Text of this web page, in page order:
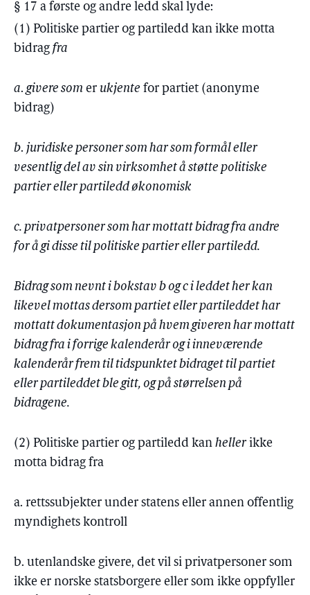
§ 17 a første og andre ledd skal lyde:
(1) Politiske partier og partiledd kan ikke motta
bidrag fra
a.givere som er ukjente for partiet (anonyme
bidrag)
b. juridiske personer som har som formål eller
vesentlig del av sin virksomhet å støtte politiske
partier eller partiledd økonomisk
c. privatpersoner som har mottatt bidrag fra andre
for å gi disse til politiske partier eller partiledd.
Bidrag som nevnt i bokstav b og c i leddet her kan
likevel mottas dersom partiet eller partileddet har
mottatt dokumentasjon på hvem giveren har mottatt
bidrag fra i forrige kalenderår og i inneværende
kalenderår frem til tidspunktet bidraget til partiet
eller partileddet ble gitt, og på størrelsen på
bidragene.
(2) Politiske partier og partiledd kan heller ikke
motta bidrag fra
a. rettssubjekter under statens eller annen offentlig
myndighets kontroll
b. utenlandske givere, det vil si privatpersoner som
ikke er norske statsborgere eller som ikke oppfyller